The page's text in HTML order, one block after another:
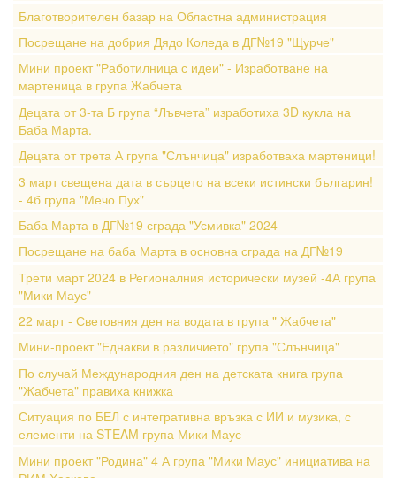
Благотворителен базар на Областна администрация
Посрещане на добрия Дядо Коледа в ДГ№19 "Щурче"
Мини проект "Работилница с идеи" - Изработване на
мартеница в група Жабчета
Децата от 3-та Б група “Лъвчета” изработиха 3D кукла на
Баба Марта.
Децата от трета А група "Слънчица" изработваха мартеници!
3 март свещена дата в сърцето на всеки истински българин!
- 4б група "Мечо Пух"
Баба Марта в ДГ№19 сграда "Усмивка" 2024
Посрещане на баба Марта в основна сграда на ДГ№19
Трети март 2024 в Регионалния исторически музей -4А група
"Мики Маус"
22 март - Световния ден на водата в група " Жабчета"
Мини-проект "Еднакви в различието" група "Слънчица"
По случай Международния ден на детската книга група
"Жабчета" правиха книжка
Ситуация по БЕЛ с интегративна връзка с ИИ и музика, с
елементи на STEAM група Мики Маус
Мини проект "Родина" 4 А група "Мики Маус" инициатива на